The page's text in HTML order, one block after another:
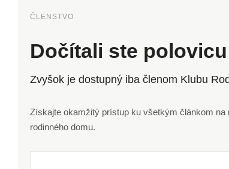
ČLENSTVO
Dočítali ste
Zvyšok je dostupný iba členom Klubu
Získajte okamžitý prístup ku všetkým článkom na
rodinného domu.